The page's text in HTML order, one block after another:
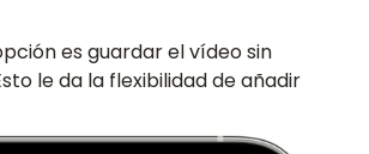
es guardar el vídeo sin
le da la flexibilidad de añadir